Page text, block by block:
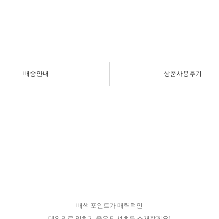
배송안내 상품사용후기
배색 포인트가 매력적인